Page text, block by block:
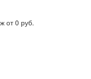
от0 руб.